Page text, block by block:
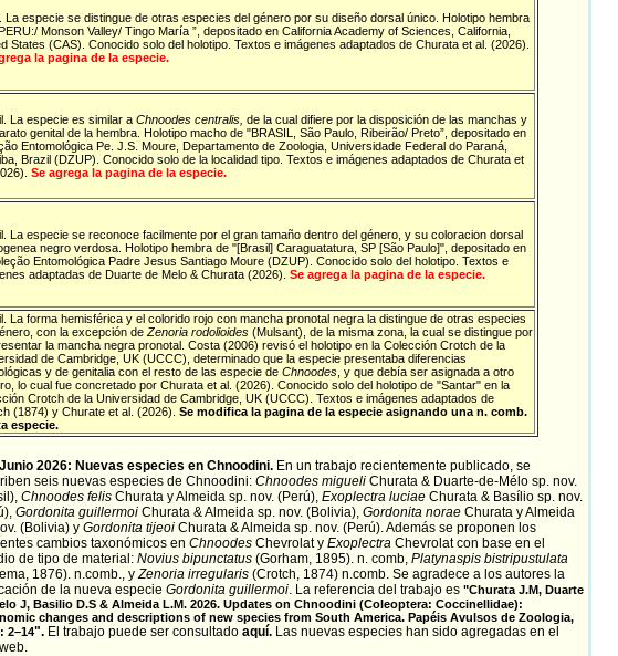
La especie se distingue de otras especies del género por su diseño dorsal único. Holotipo hembra
Monson Valley/ Tingo María ”, depositado en California Academy of Sciences, California,
States (CAS). Conocido solo del holotipo. Textos e imágenes adaptados de Churata et al. (2026).
la pagina de la especie.
La especie es similar a Chnoodes centralis, de la cual difiere por la disposición de las manchas y
genital de la hembra. Holotipo macho de "BRASIL, São Paulo, Ribeirão/ Preto”, depositado en
Entomológica Pe. J.S. Moure, Departamento de Zoologia, Universidade Federal do Paraná,
Brazil (DZUP). Conocido solo de la localidad tipo. Textos e imágenes adaptados de Churata et
Se agrega la pagina de la especie.
La especie se reconoce facilmente por el gran tamaño dentro del género, y su coloracion dorsal
negro verdosa. Holotipo hembra de "[Brasil] Caraguatatura, SP [São Paulo]", depositado en
Entomológica Padre Jesus Santiago Moure (DZUP). Conocido solo del holotipo. Textos e
adaptadas de Duarte de Melo & Churata (2026). Se agrega la pagina de la especie.
La forma hemisférica y el colorido rojo con mancha pronotal negra la distingue de otras especies
con la excepción de Zenoria rodolioides (Mulsant), de la misma zona, la cual se distingue por
la mancha negra pronotal. Costa (2006) revisó el holotipo en la Colección Crotch de la
de Cambridge, UK (UCCC), determinado que la especie presentaba diferencias
y de genitalia con el resto de las especie de Chnoodes , y que debía ser asignada a otro
lo cual fue concretado por Churata et al. (2026). Conocido solo del holotipo de "Santar" en la
Crotch de la Universidad de Cambridge, UK (UCCC). Textos e imágenes adaptados de
(1874) y Churate et al. (2026). Se modifica la pagina de la especie asignando una n. comb.
especie.
Junio 2026: Nuevas especies en Chnoodini. En un trabajo recientemente publicado, se
seis nuevas especies de Chnoodini: Chnoodes migueli Churata & Duarte-de-Mélo sp. nov.
Chnoodes felisChurata y Almeida sp. nov. (Perú), Exoplectra luciae Churata & Basílio sp. nov.
Gordonita guillermoiChurata & Almeida sp. nov. (Bolivia),Gordonita noraeChurata y Almeida
(Bolivia) y Gordonita tijeoiChurata & Almeida sp. nov. (Perú). Además se proponen los
cambios taxonómicos en ChnoodesChevrolat y ExoplectraChevrolat con base en el
de tipo de material: Novius bipunctatus(Gorham, 1895). n. comb, Platynaspis bistripustulata
1876). n.comb., yZenoria irregularis(Crotch, 1874) n.comb. Se agradece a los autores la
de la nueva especie Gordonita guillermoi. La referencia del trabajo es "Churata J.M, Duarte
J, Basilio D.S & Almeida L.M. 2026. Updates on Chnoodini (Coleoptera: Coccinellidae):
changes and descriptions of new species from South America. Papéis Avulsos de Zoologia,
2–14". El trabajo puede ser consultado aquí.Las nuevas especies han sido agregadas en el